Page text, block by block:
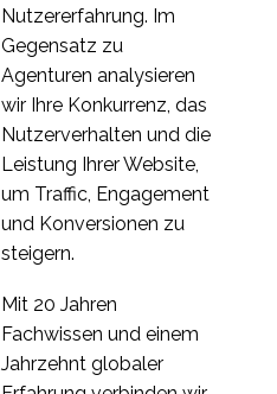
Nutzererfahrung. Im
Gegensatz zu
Agenturen analysieren
wir Ihre Konkurrenz, das
Nutzerverhalten und die
Leistung Ihrer Website,
um Traffic, Engagement
und Konversionen zu
steigern.
Mit 20 Jahren
Fachwissen und einem
Jahrzehnt globaler